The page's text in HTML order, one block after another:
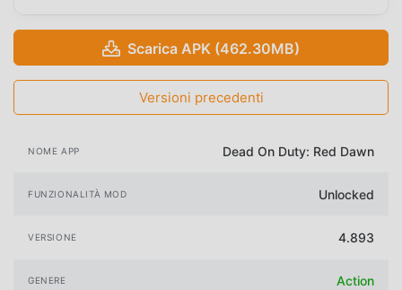
Scarica APK (462.30MB)
Versioni precedenti
NOME APP Dead On Duty: Red Dawn
FUNZIONALITÀ MOD Unlocked
VERSIONE 4.893
GENERE Action